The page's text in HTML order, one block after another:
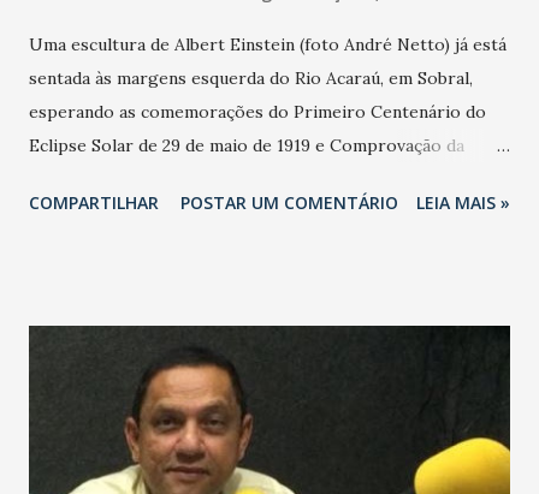
Uma escultura de Albert Einstein (foto André Netto) já está
sentada às margens esquerda do Rio Acaraú, em Sobral,
esperando as comemorações do Primeiro Centenário do
Eclipse Solar de 29 de maio de 1919 e Comprovação da
palestras, foi realizada, a abertura oficial da reunião
público em geral. “Esse é um dos eventos mais importantes
do Ano Municipal das Ciências, ano consagrado para as
comemorações do eclipse total do sol, que aconteceu em
29 de maio de 1919 e que foi observado em dois pontos do
planeta: aqui em Sobral, na Praça do Patrocínio, e na Ilha do
COMPARTILHAR POSTAR UM COMENTÁRIO LEIA MAIS »